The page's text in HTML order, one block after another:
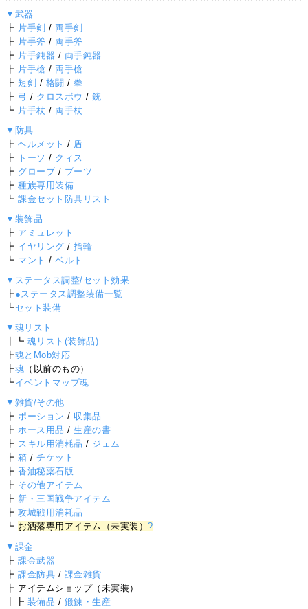
▼武器
┣ 片手剣 / 両手剣
┣ 片手斧 / 両手斧
┣ 片手鈍器 / 両手鈍器
┣ 片手槍 / 両手槍
┣短剣 / 格闘 /拳
┣ 弓 / クロスボウ /銃
┗ 片手杖 / 両手杖
▼防具
┣ヘルメット / 盾
┣ トーソ / クィス
┣ グローブ / ブーツ
┣種族専用装備
┗課金セット防具リスト
▼装飾品
┣ アミュレット
┣ イヤリング /指輪
┗ マント /ベルト
▼ステータス調整/セット効果
┣●ステータス調整装備一覧
┗セット装備
▼魂リスト
┃┗ 魂リスト(装飾品)
┣魂とMob対応
┣魂 （以前のもの）
┗イベントマップ魂
▼雑貨/その他
┣ポーション / 収集品
┣ホース用品 /生産の書
┣ スキル用消耗品 / ジェム
┣箱 /チケット
┣香油秘薬石版
┣ その他アイテム
┣ 新・三国戦争アイテム
┣攻城戦用消耗品
┗ お洒落専用アイテム（未実装）?
▼課金
┣課金武器
┣課金防具 / 課金雑貨
┣ アイテムショップ（未実装）
┃┣ 装備品 / 鍛錬・生産